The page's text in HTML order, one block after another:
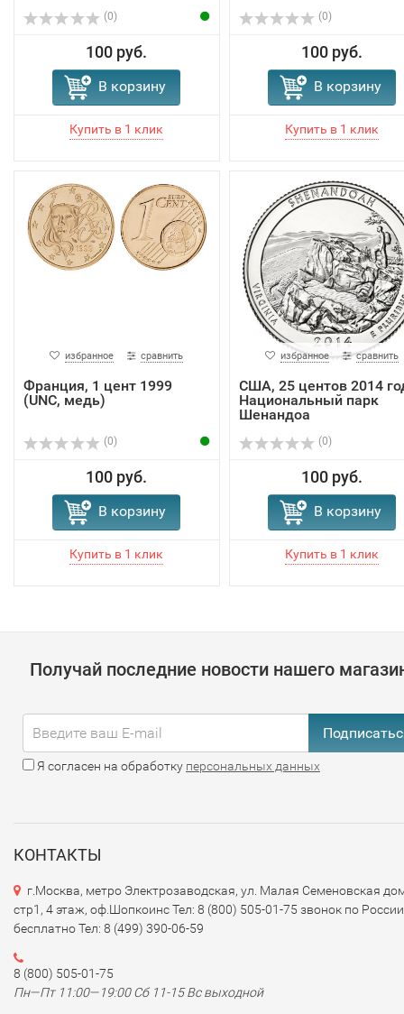
(0)
100 руб.
В корзину
(0)
100 руб.
В корзину
избранное сравнить
Франция, 1 цент 1999
(UNC, медь)
(0)
100 руб.
В корзину
избранное сравнить
США, 25 центов 2014
Национальный парк
Шенандоа
(0)
100 руб.
В корзину
Получай последние новости нашего
Я согласен на обработку персональных данных
КОНТАКТЫ
г.Москва, метро Электрозаводская, ул. Малая Семеновская
стр1, 4 этаж, оф.Шопкоинс Тел: 8 (800) 505-01-75 звонок по России
бесплатно Тел: 8 (499) 390-06-59
8 (800) 505-01-75
Пн—Пт 11:00—19:00 Сб 11-15 Вс выходной